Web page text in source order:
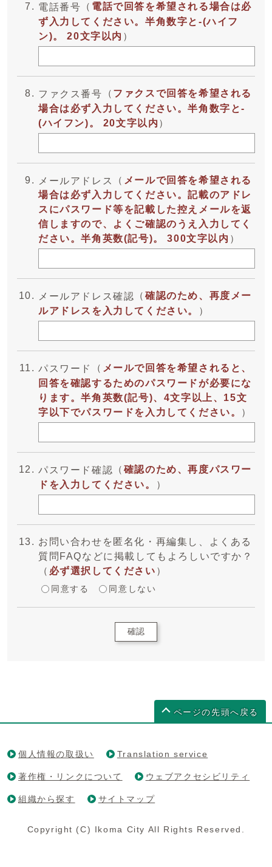
電話番号 （ 電話で回答を希望される場合は必
ず入力してください。半角数字と-(ハイフ
ン)。 20文字以内 ）
ファクス番号 （ ファクスで回答を希望される
場合は必ず入力してください。半角数字と-
(ハイフン)。 20文字以内 ）
メールアドレス （ メールで回答を希望される
場合は必ず入力してください。記載のアドレ
スにパスワード等を記載した控えメールを返
信しますので、よくご確認のうえ入力してく
ださい。半角英数(記号)。 300文字以内 ）
メールアドレス確認 （確認のため、再度メー
ルアドレスを入力してください。
）
パスワード （ メールで回答を希望されると、
回答を確認するためのパスワードが必要にな
ります。半角英数(記号)、4文字以上、15文
字以下でパスワードを入力してください。 ）
パスワード確認 （ 確認のため、再度パスワー
ドを入力してください。
）
お問い合わせを匿名化・再編集し、よくある
質問FAQなどに掲載してもよろしいですか？
（ 必ず選択してください ）
同意する 同意しない
確認
ページの先頭へ戻る
個人情報の取扱い Translation service
著作権・リンクについて ウェブアクセシビリティ
組織から探す サイトマップ
Copyright (C) Ikoma City All Rights Reserved.